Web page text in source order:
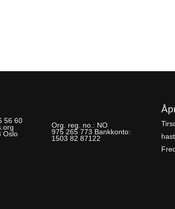
56 60
Oslo
Org. reg. no.: NO
975 265 773 Bankkonto:
1503 82 87122